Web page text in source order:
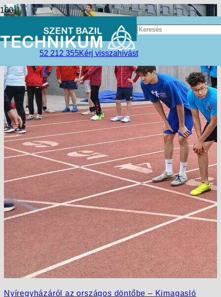
52 212 355Kérj visszahívást
Nyíregyházáról az országos döntőbe – Kimagasló